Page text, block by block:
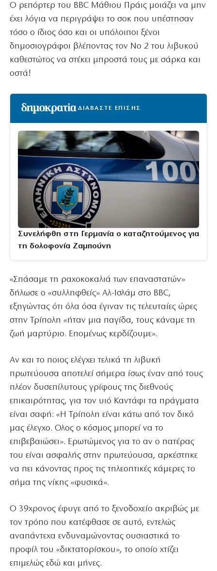
Ο ρεπόρτερ του BBC Μάθιου Πράις μοιάζει να μην
έχει λόγια να περιγράψει το σοκ που υπέστησαν
τόσο ο ίδιος όσο και οι υπόλοιποι ξένοι
δημοσιογράφοι βλέποντας τον Νο 2 του λιβυκού
καθεστώτος να στέκει μπροστά τους με σάρκα και
οστά!
ΔΙΑΒΑΣΤΕ ΕΠΙΣΗΣ
Συνελήφθη στη Γερμανία ο καταζητούμενος για
τη δολοφονία Ζαμπούνη
«Σπάσαμε τη ραχοκοκαλιά των επαναστατών»
δήλωσε ο «συλληφθείς» Αλ-Ισλάμ στο BBC,
εξηγώντας ότι όλα όσα έγιναν τις τελευταίες ώρες
στην Τρίπολη «ήταν μια παγίδα, τους κάναμε τη
ζωή μαρτύριο. Επομένως κερδίζουμε».
Αν και το ποιος ελέγχει τελικά τη λιβυκή
πρωτεύουσα αποτελεί σήμερα ίσως έναν από τους
πλέον δυσεπίλυτους γρίφους της διεθνούς
επικαιρότητας, για τον υιό Καντάφι τα πράγματα
είναι σαφή: «Η Τρίπολη είναι κάτω από τον δικό
μας έλεγχο. Ολος ο κόσμος μπορεί να το
επιβεβαιώσει». Ερωτώμενος για το αν ο πατέρας
του είναι ασφαλής στην πρωτεύουσα, αρκέστηκε
να πει κάνοντας προς τις τηλεοπτικές κάμερες το
σήμα της νίκης «φυσικά».
Ο 39χρονος έφυγε από το ξενοδοχείο ακριβώς με
τον τρόπο που κατέφθασε σε αυτό, εντελώς
αναπάντεχα ενδυναμώνοντας ουσιαστικά το
προφίλ του «δικτατορίσκου», το οποίο χτίζει
επιμελώς εδώ και μήνες.